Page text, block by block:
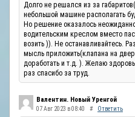
Долго не решался из за
небольшой машине располагать
Но решение оказалось
водительским креслом вместо
возить )). Не останавливайтесь.
мысль приложить(клапана на
доработать и т.д. ). Желаю
раз спасибо за труд.
Валентин. Новый Уренгой
07 Авг 2023 в 08:40 # Ответить